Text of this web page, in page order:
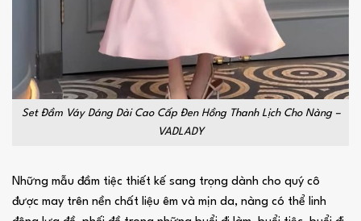
Set Đầm Váy Dáng Dài Cao Cấp Đen Hồng Thanh Lịch Cho Nàng –
VADLADY
Những mẫu đầm tiệc thiết kế sang trọng dành cho quý cô
được may trên nền chất liệu êm và mịn da, nàng có thể linh